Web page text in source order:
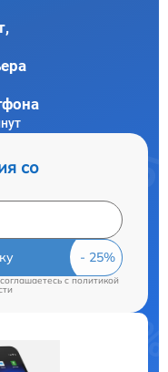
со
cполитикой